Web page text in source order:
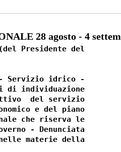
28 agosto - 4
Presidente del
- Servizio idrico -
di individuazione
del servizio
e del piano
che riserva le
- Denunciata
materie della